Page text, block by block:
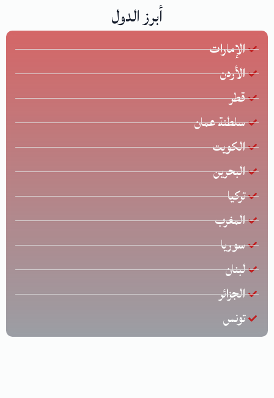
أبرز الدول
الإمارات
الأردن
قطر
سلطنة عمان
الكويت
البحرين
تركيا
المغرب
سوريا
لبنان
الجزائر
تونس